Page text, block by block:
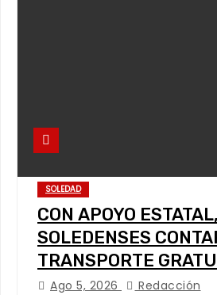
SOLEDAD
CON APOYO
SOLEDENSES
TRANSPORTE
FENAPO
Ago 5, 2026 Redacción